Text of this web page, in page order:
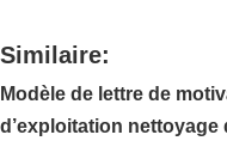
Similaire:
Modèle de lettre de
d’exploitation nettoyage